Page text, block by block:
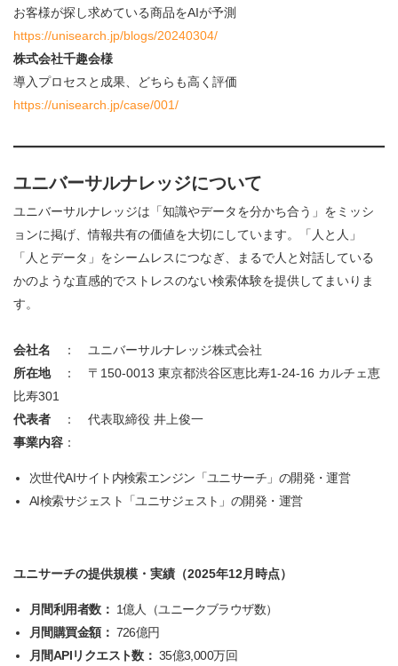
お客様が探し求めている商品をAIが予測
https://unisearch.jp/blogs/20240304/
株式会社千趣会様
導入プロセスと成果、どちらも高く評価
https://unisearch.jp/case/001/
ユニバーサルナレッジについて
ユニバーサルナレッジは「知識やデータを分かち合う」をミッシ
ョンに掲げ、情報共有の価値を大切にしています。「人と人」
「人とデータ」をシームレスにつなぎ、まるで人と対話している
かのような直感的でストレスのない検索体験を提供してまいりま
す。
会社名 ： ユニバーサルナレッジ株式会社
所在地： 〒150-0013 東京都渋谷区恵比寿1-24-16 カルチェ恵
比寿301
代表者 ： 代表取締役 井上俊一
事業内容 ：
次世代AIサイト内検索エンジン「ユニサーチ」の開発・運営
AI検索サジェスト「ユニサジェスト」の開発・運営
ユニサーチの提供規模・実績（2025年12月時点）
月間利用者数： 1億人（ユニークブラウザ数）
月間購買金額： 726億円
月間APIリクエスト数： 35億3,000万回